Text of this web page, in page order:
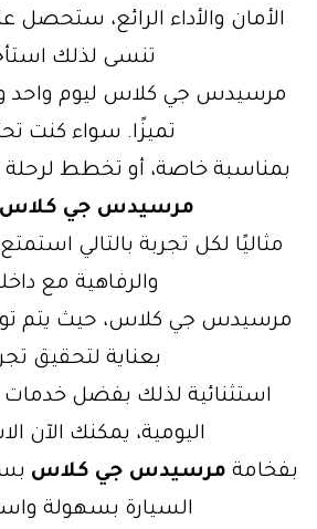
الأمان والأداء الرائع، ستحصل
تنسى لذلك
مرسيدس جي كلاس ليوم واحد
تميزًا. سواء كنت
بمناسبة خاصة، أو تخطط لرحلة
مرسيدس جي كلاس
مثاليًا لكل تجربة بالتالي
والرفاهية مع
مرسيدس جي كلاس، حيث يتم
بعناية لتحقيق
استثنائية لذلك بفضل خدمات
اليومية، يمكنك الآن
بفخامة مرسيدس جي كلاس
السيارة بسهولة